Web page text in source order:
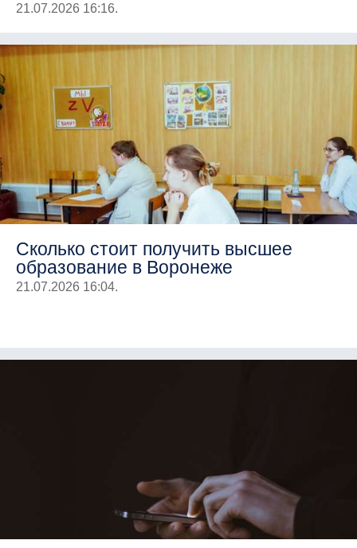
21.07.2026 16:16.
Сколько стоит получить высшее
образование в Воронеже
21.07.2026 16:04.